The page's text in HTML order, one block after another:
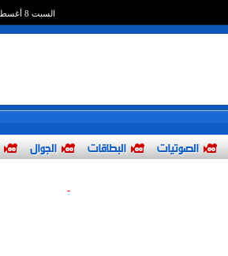
السبت 8 أغسطس 2026
الصوتيات البطاقات الجوال
-